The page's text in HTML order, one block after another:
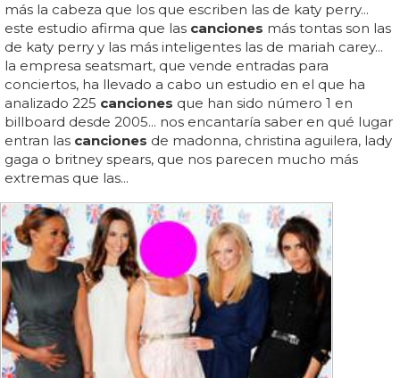
más la cabeza que los que escriben las de katy perry...
este estudio afirma que las canciones más tontas son las
de katy perry y las más inteligentes las de mariah carey...
la empresa seatsmart, que vende entradas para
conciertos, ha llevado a cabo un estudio en el que ha
analizado 225 canciones que han sido número 1 en
billboard desde 2005... nos encantaría saber en qué lugar
entran las canciones de madonna, christina aguilera, lady
gaga o britney spears, que nos parecen mucho más
extremas que las...